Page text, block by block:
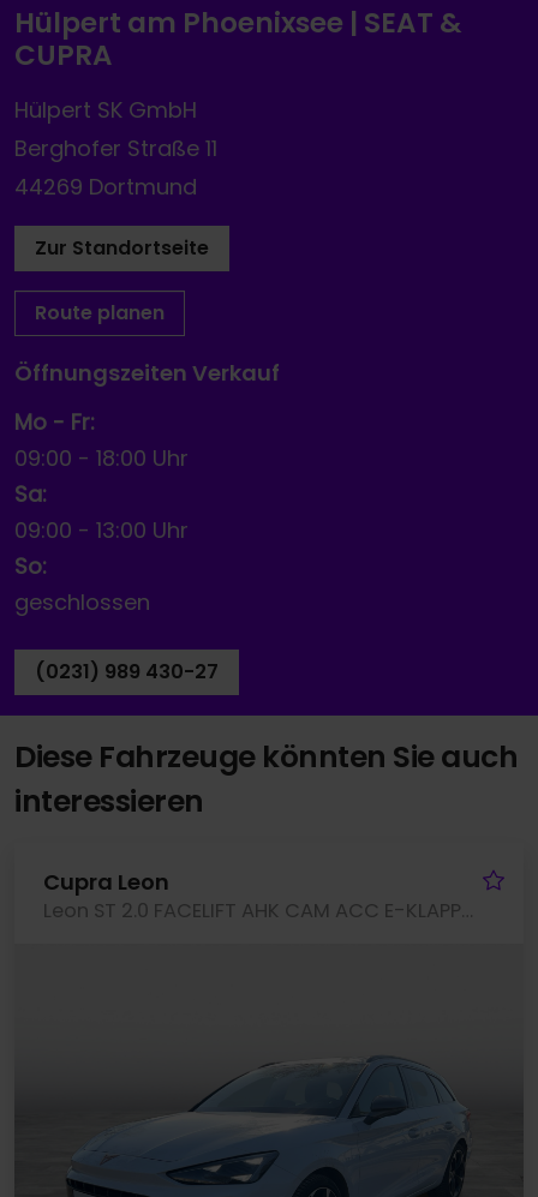
Hülpert am Phoenixsee | SEAT &
CUPRA
Hülpert SK GmbH
Berghofer Straße 11
44269 Dortmund
Zur Standortseite
Route planen
Öffnungszeiten Verkauf
Mo - Fr:
09:00 - 18:00 Uhr
Sa:
09:00 - 13:00 Uhr
So:
geschlossen
(0231) 989 430-27
Diese Fahrzeuge könnten Sie auch
interessieren
Cupra Leon
Leon ST 2.0 FACELIFT AHK CAM ACC E-KLAPPE NAVI